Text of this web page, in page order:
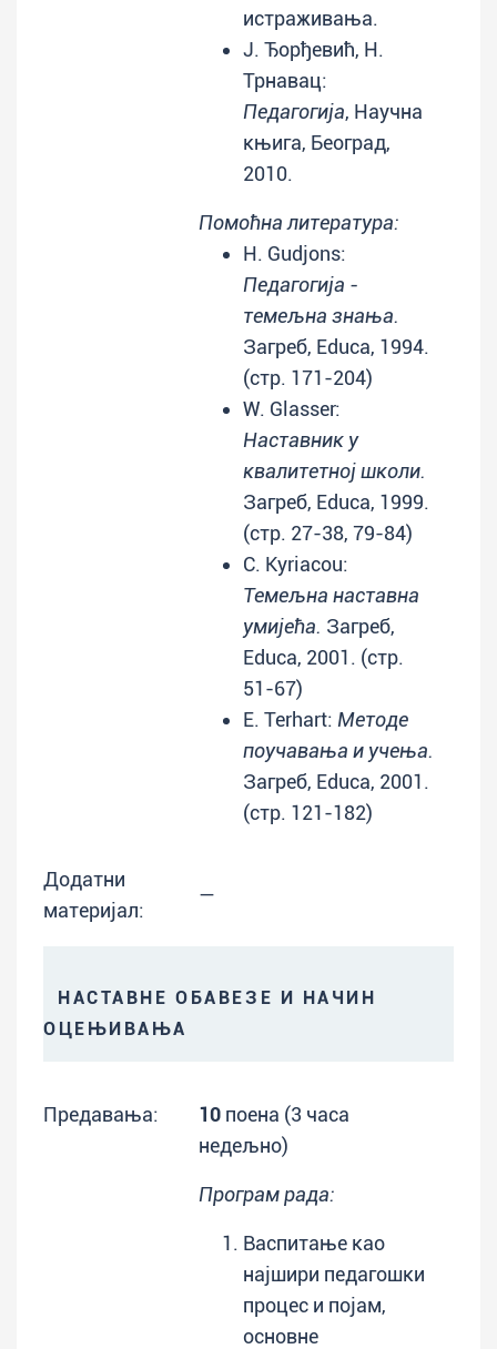
истраживања.
Ј. Ђорђевић, Н.
Трнавац:
Педагогија, Научна
књига, Београд,
2010.
Помоћна литература:
H. Gudjons:
Педагогија -
темељна знања.
Загреб, Educa, 1994.
(стр. 171-204)
W. Glasser:
Наставник у
квалитетној школи.
Загреб, Educa, 1999.
(стр. 27-38, 79-84)
C. Kyriacou:
Темељна наставна
умијећа. Загреб,
Educa, 2001. (стр.
51-67)
E. Terhart: Методе
поучавања и учења.
Загреб, Educa, 2001.
(стр. 121-182)
Додатни
материјал:
—
НАСТАВНЕ ОБАВЕЗЕ И НАЧИН
ОЦЕЊИВАЊА
Предавања: 10 поена (3 часа
недељно)
Програм рада:
Васпитање као
најшири педагошки
процес и појам,
основне